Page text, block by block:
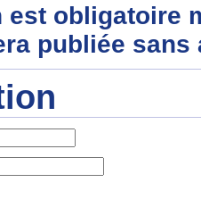
obligatoire
publiée sans